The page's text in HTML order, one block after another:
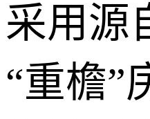
采用源
“重檐”